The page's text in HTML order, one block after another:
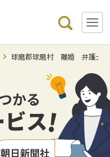
球磨郡球磨村 離婚 弁護士